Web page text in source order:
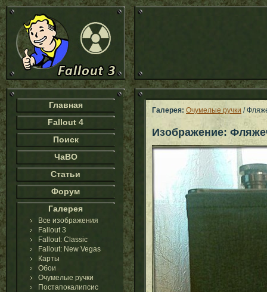
Главная
Fallout 4
Поиск
ЧаВО
Статьи
Форум
Галерея
Все изображения
Fallout 3
Fallout: Classic
Fallout: New Vegas
Карты
Обои
Очумелые ручки
Постапокалипсис
Галерея: Очумелые ручки /
Изображение: